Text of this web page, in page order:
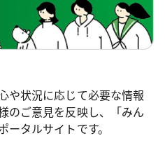
や状況に応じて必要な情報
のご意見を反映し、「みん
タルサイトです。